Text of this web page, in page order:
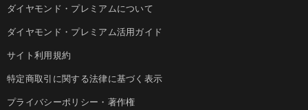
ダイヤモンド・プレミアムについて
ダイヤモンド・プレミアム活用ガイド
サイト利用規約
特定商取引に関する法律に基づく表示
プライバシーポリシー・著作権